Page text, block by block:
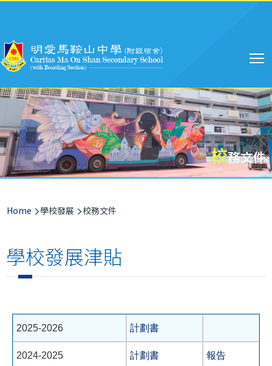
校務文件
Breadcrumb
Home 學校發展 校務文件
學校發展津貼
2025-2026 計劃書
2024-2025 計劃書 報告